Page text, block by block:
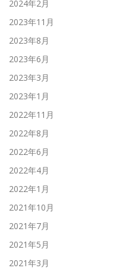
2024年2月
2023年11月
2023年8月
2023年6月
2023年3月
2023年1月
2022年11月
2022年8月
2022年6月
2022年4月
2022年1月
2021年10月
2021年7月
2021年5月
2021年3月